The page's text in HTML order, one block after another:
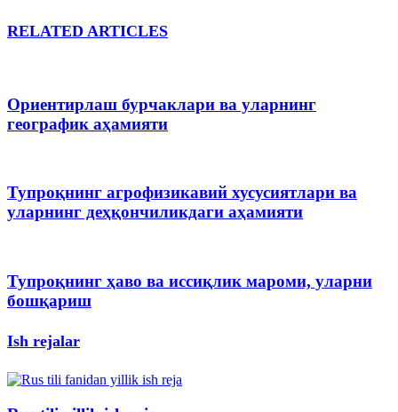
RELATED ARTICLES
Ориентирлаш бурчаклари ва уларнинг
географик аҳамияти
Тупроқнинг агрофизикавий хусусиятлари ва
уларнинг деҳқончиликдаги аҳамияти
Тупроқнинг ҳаво ва иссиқлик мароми, уларни
бошқариш
Ish rejalar